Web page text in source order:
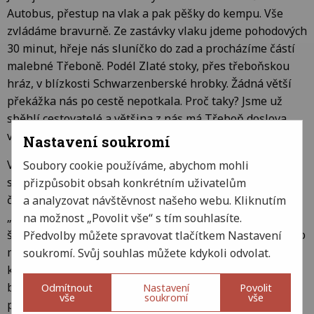
Autobus, přestup na vlak a pak pěšky do kempu. Vše
zvládáme bravurně. Ze zastávky vlaku jdeme pohodových
30 minut, hřeje nás sluníčko do zad a procházíme částí
malebné Třeboně. Podél Zlaté stoky, přes třeboňskou
hráz, v blízkosti Schwarzenberské hrobky. Žádná větší
překážka nás po cestě nepotkala. Proč taky? Jsme už
sběhlí cestovatelé a většina z nás má Třeboň doslova
v malíku. 🙂
V kempu převládá výborná nálada. Jsme ubytovaní,
spokojení a pomaličku vyhlížíme program, který nás
čeká. Kolem hrobky mapujeme terén, hledáme si
„kempová“ pravidla a povídáme si o nich. Hrajeme hry,
šifrujeme první odhalení Jakuba Krčína a přemýšlíme, co
může být naším týdenním detektivním příběhem, kvůli
kterému jsme vlastně tady. Čeká nás velké odhalení. Kdo
byl vlastně Jakub Krčín z Jelčan a Sedlčan? Všechno se
postupně dozvíme, pokud najdeme všechny indicie.
Nastavení soukromí
Soubory cookie používáme, abychom mohli
přizpůsobit obsah konkrétním uživatelům
a analyzovat návštěvnost našeho webu. Kliknutím
na možnost „Povolit vše“ s tím souhlasíte.
Předvolby můžete spravovat tlačítkem Nastavení
soukromí. Svůj souhlas můžete kdykoli odvolat.
Odmítnout
vše
Nastavení
soukromí
Povolit
vše